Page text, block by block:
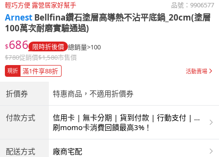
輕巧方便 露營居家好幫手 品號： 9906577
Arnest Bellfina鑽石塗層高導熱不沾平底鍋_20cm(塗層
100萬次耐磨實驗通過)
$686 限時折後價 總銷量>100
$780促銷價$1,580市售價
現折 滿1件享88折 活動賣場
折價券 特惠商品，不適用折價券
付款方式
信用卡 | 無卡分期 | 貨到付款 | 行動支付 | 超
商付款 | ATM | 銀聯卡
刷momo卡消費回饋最高3%！
配送方式 廠商宅配